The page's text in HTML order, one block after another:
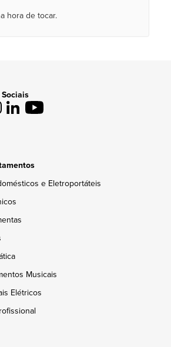
hora de tocar.
Sociais
e Eletroportáteis
Musicais
Elétricos